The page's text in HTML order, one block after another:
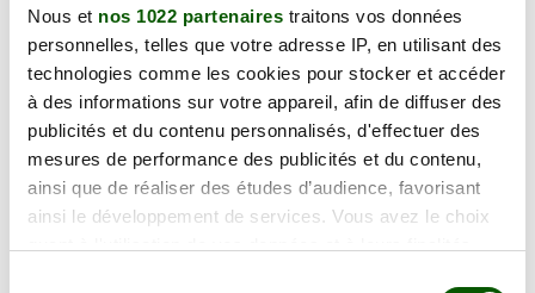
Nous et nos 1022 partenaires traitons vos données
personnelles, telles que votre adresse IP, en utilisant des
technologies comme les cookies pour stocker et accéder
à des informations sur votre appareil, afin de diffuser des
publicités et du contenu personnalisés, d'effectuer des
mesures de performance des publicités et du contenu,
ainsi que de réaliser des études d’audience, favorisant
ainsi le développement de services. Vous avez le choix
Mardi 11 Août 2026
130.00€
Réserver maintenant